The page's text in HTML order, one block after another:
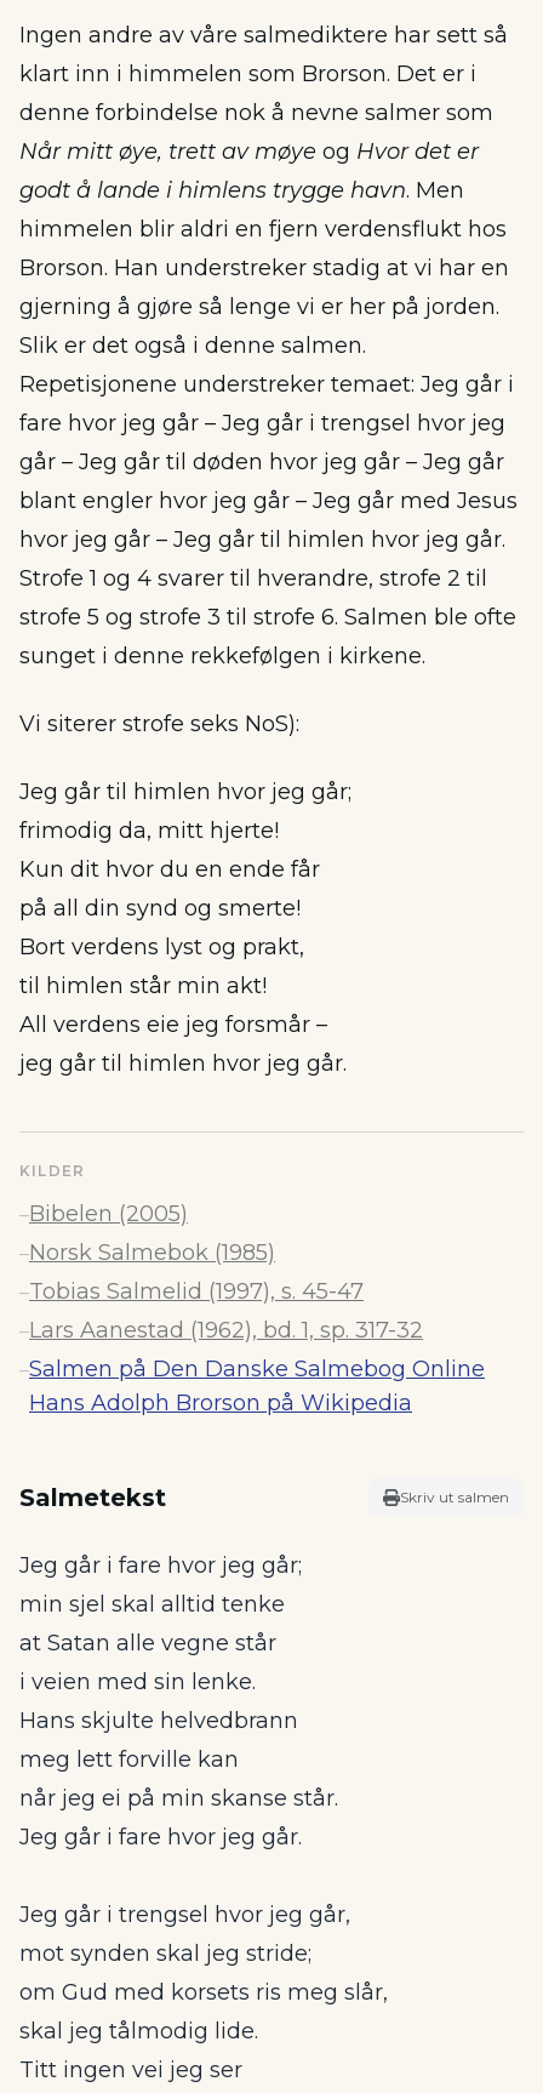
Ingen andre av våre salmediktere har sett så
klart inn i himmelen som Brorson. Det er i
denne forbindelse nok å nevne salmer som
Når mitt øye, trett av møye og Hvor det er
godt å lande i himlens trygge havn. Men
himmelen blir aldri en fjern verdensflukt hos
Brorson. Han understreker stadig at vi har en
gjerning å gjøre så lenge vi er her på jorden.
Slik er det også i denne salmen.
Repetisjonene understreker temaet: Jeg går i
fare hvor jeg går – Jeg går i trengsel hvor jeg
går – Jeg går til døden hvor jeg går – Jeg går
blant engler hvor jeg går – Jeg går med Jesus
hvor jeg går – Jeg går til himlen hvor jeg går.
Strofe 1 og 4 svarer til hverandre, strofe 2 til
strofe 5 og strofe 3 til strofe 6. Salmen ble ofte
sunget i denne rekkefølgen i kirkene.
Vi siterer strofe seks NoS):
Jeg går til himlen hvor jeg går;
frimodig da, mitt hjerte!
Kun dit hvor du en ende får
på all din synd og smerte!
Bort verdens lyst og prakt,
til himlen står min akt!
All verdens eie jeg forsmår –
jeg går til himlen hvor jeg går.
KILDER
–Bibelen (2005)
–Norsk Salmebok (1985)
–Tobias Salmelid (1997), s. 45-47
–Lars Aanestad (1962), bd. 1, sp. 317-32
–Salmen på Den Danske Salmebog Online
Hans Adolph Brorson på Wikipedia
Salmetekst Skriv ut salmen
Jeg går i fare hvor jeg går;
min sjel skal alltid tenke
at Satan alle vegne står
i veien med sin lenke.
Hans skjulte helvedbrann
meg lett forville kan
når jeg ei på min skanse står.
Jeg går i fare hvor jeg går.
Jeg går i trengsel hvor jeg går,
mot synden skal jeg stride;
om Gud med korsets ris meg slår,
skal jeg tålmodig lide.
Titt ingen vei jeg ser